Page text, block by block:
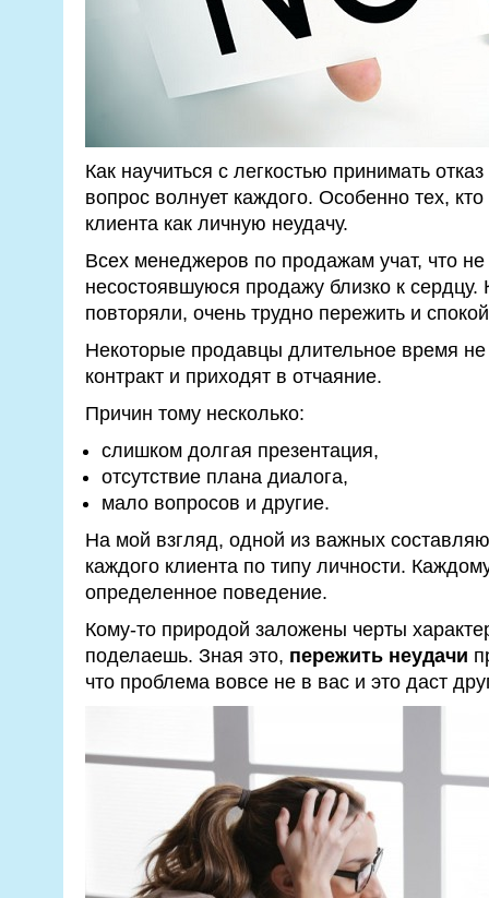
Как научиться с легкостью принимать
вопрос волнует каждого. Особенно тех,
клиента как личную неудачу.
Всех менеджеров по продажам учат, что не
несостоявшуюся продажу близко к сердцу.
повторяли, очень трудно пережить и
Некоторые продавцы длительное время
контракт и приходят в отчаяние.
Причин тому несколько:
слишком долгая презентация,
отсутствие плана диалога,
мало вопросов и другие.
На мой взгляд, одной из важных
каждого клиента по типу личности.
определенное поведение.
Кому-то природой заложены черты
поделаешь. Зная это, пережить неудачи
что проблема вовсе не в вас и это даст